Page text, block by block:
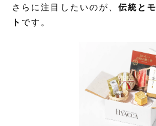
さらに注目したいのが、伝統と
ト です。